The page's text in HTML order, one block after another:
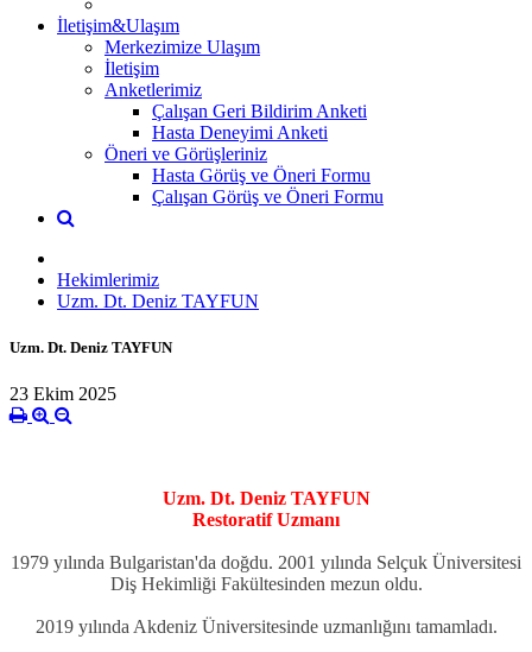
İletişim&Ulaşım
Merkezimize Ulaşım
İletişim
Anketlerimiz
Çalışan Geri Bildirim Anketi
Hasta Deneyimi Anketi
Öneri ve Görüşleriniz
Hasta Görüş ve Öneri Formu
Çalışan Görüş ve Öneri Formu
Hekimlerimiz
Uzm. Dt. Deniz TAYFUN
Uzm. Dt. Deniz TAYFUN
23 Ekim 2025
Uzm. Dt. Deniz TAYFUN
Restoratif Uzmanı
1979 yılında Bulgaristan'da doğdu. 2001 yılında Selçuk Üniversitesi
Diş Hekimliği Fakültesinden mezun oldu.
2019 yılında Akdeniz Üniversitesinde uzmanlığını tamamladı.